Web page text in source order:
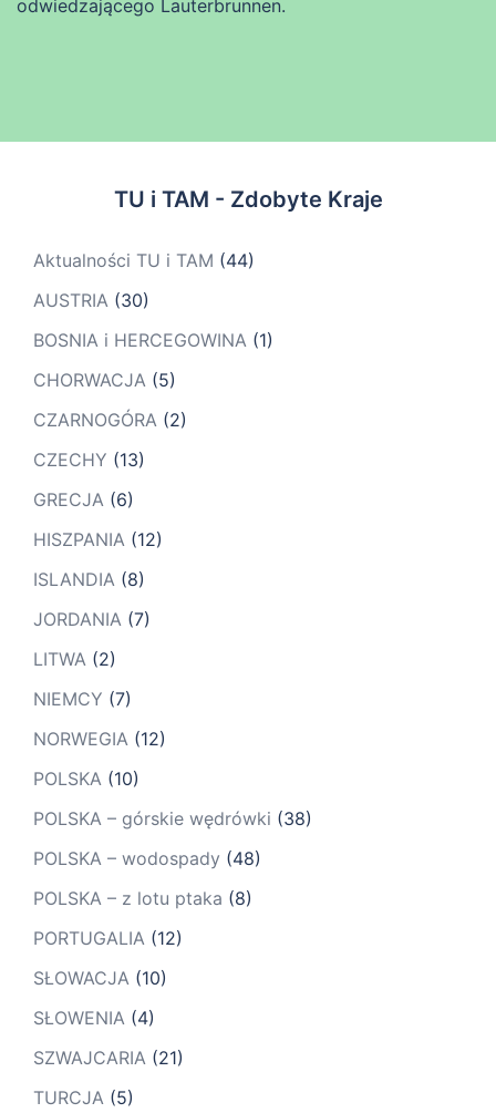
odwiedzającego Lauterbrunnen.
TU i TAM - Zdobyte Kraje
Aktualności TU i TAM (44)
AUSTRIA (30)
BOSNIA i HERCEGOWINA (1)
CHORWACJA (5)
CZARNOGÓRA (2)
CZECHY (13)
GRECJA (6)
HISZPANIA (12)
ISLANDIA (8)
JORDANIA (7)
LITWA (2)
NIEMCY (7)
NORWEGIA (12)
POLSKA (10)
POLSKA – górskie wędrówki (38)
POLSKA – wodospady (48)
POLSKA – z lotu ptaka (8)
PORTUGALIA (12)
SŁOWACJA (10)
SŁOWENIA (4)
SZWAJCARIA (21)
TURCJA (5)